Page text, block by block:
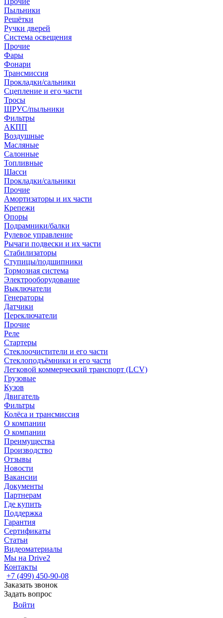
Пыльники
Решётки
Ручки дверей
Система освещения
Прочие
Фары
Фонари
Трансмиссия
Прокладки/сальники
Сцепление и его части
Тросы
ШРУС/пыльники
Фильтры
АКПП
Воздушные
Масляные
Салонные
Топливные
Шасси
Прокладки/сальники
Прочие
Амортизаторы и их части
Крепежи
Опоры
Подрамники/балки
Рулевое управление
Рычаги подвески и их части
Стабилизаторы
Ступицы/подшипники
Тормозная система
Электрооборудование
Выключатели
Генераторы
Датчики
Переключатели
Прочие
Реле
Стартеры
Стеклоочистители и его части
Стеклоподъёмники и его части
Легковой коммерческий транспорт (LCV)
Грузовые
Кузов
Двигатель
Фильтры
Колёса и трансмиссия
О компании
О компании
Преимущества
Производство
Отзывы
Новости
Вакансии
Документы
Партнерам
Где купить
Поддержка
Гарантия
Сертификаты
Статьи
Видеоматериалы
Мы на Drive2
Контакты
+7 (499) 450-90-08
Заказать звонок
Задать вопрос
Войти